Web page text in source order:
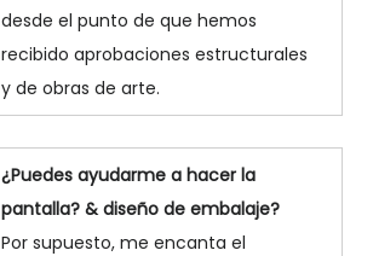
desde el punto de que hemos
recibido aprobaciones estructurales
y de obras de arte.
¿Puedes ayudarme a hacer la
pantalla? & diseño de embalaje?
Por supuesto, me encanta el